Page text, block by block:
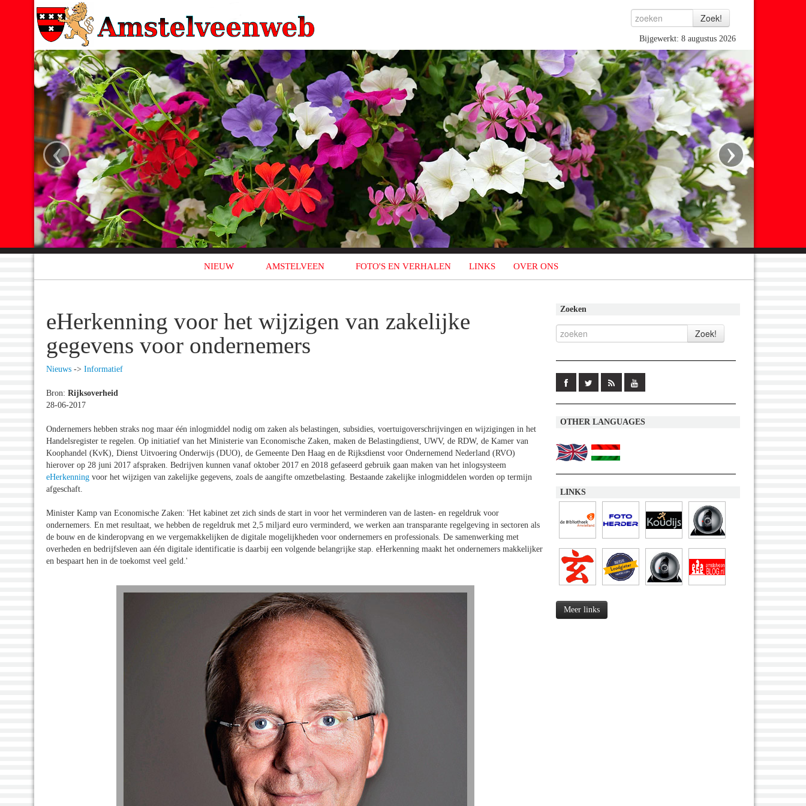
Bijgewerkt: 8 augustus 2026
‹ ›
NIEUW AMSTELVEEN FOTO'S EN VERHALEN LINKS OVER ONS
eHerkenning voor het wijzigen van zakelijke
gegevens voor ondernemers
Nieuws -> Informatief
Bron: Rijksoverheid
28-06-2017
Ondernemers hebben straks nog maar één inlogmiddel nodig om zaken als belastingen, subsidies, voertuigoverschrijvingen en wijzigingen in het
Handelsregister te regelen. Op initiatief van het Ministerie van Economische Zaken, maken de Belastingdienst, UWV, de RDW, de Kamer van
Koophandel (KvK), Dienst Uitvoering Onderwijs (DUO), de Gemeente Den Haag en de Rijksdienst voor Ondernemend Nederland (RVO)
hierover op 28 juni 2017 afspraken. Bedrijven kunnen vanaf oktober 2017 en 2018 gefaseerd gebruik gaan maken van het inlogsysteem
eHerkenning voor het wijzigen van zakelijke gegevens, zoals de aangifte omzetbelasting. Bestaande zakelijke inlogmiddelen worden op termijn
afgeschaft.
Minister Kamp van Economische Zaken: 'Het kabinet zet zich sinds de start in voor het verminderen van de lasten- en regeldruk voor
ondernemers. En met resultaat, we hebben de regeldruk met 2,5 miljard euro verminderd, we werken aan transparante regelgeving in sectoren als
de bouw en de kinderopvang en we vergemakkelijken de digitale mogelijkheden voor ondernemers en professionals. De samenwerking met
overheden en bedrijfsleven aan één digitale identificatie is daarbij een volgende belangrijke stap. eHerkenning maakt het ondernemers makkelijker
en bespaart hen in de toekomst veel geld.'
Zoeken
OTHER LANGUAGES
LINKS
Meer links